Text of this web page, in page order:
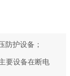
防护设备；
要设备在断电